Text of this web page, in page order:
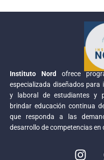
Instituto Nord
ofrece
especializada diseñados para
y laboral de estudiantes y
brindar educación continua
que responda a las
desarrollo de competencias